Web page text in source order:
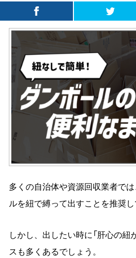
多くの自治体や資源回収業者で
ルを紐で縛って出すことを推奨し
しかし、出したい時に「肝心の紐
スも多くあるでしょう。